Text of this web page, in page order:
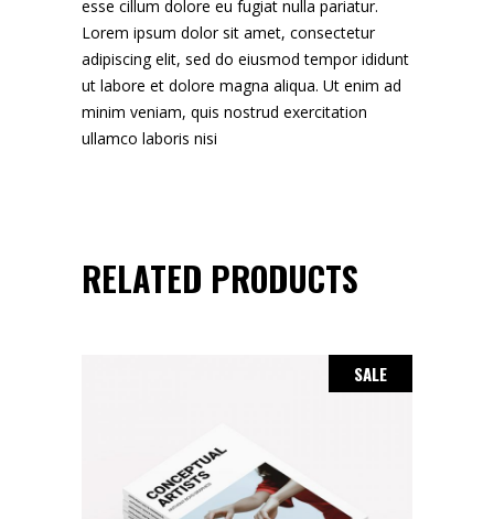
esse cillum dolore eu fugiat nulla pariatur.
Lorem ipsum dolor sit amet, consectetur
adipiscing elit, sed do eiusmod tempor ididunt
ut labore et dolore magna aliqua. Ut enim ad
minim veniam, quis nostrud exercitation
ullamco laboris nisi
RELATED PRODUCTS
SALE